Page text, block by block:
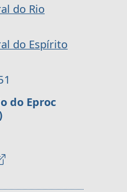
do Rio
do Espírito
do Eproc